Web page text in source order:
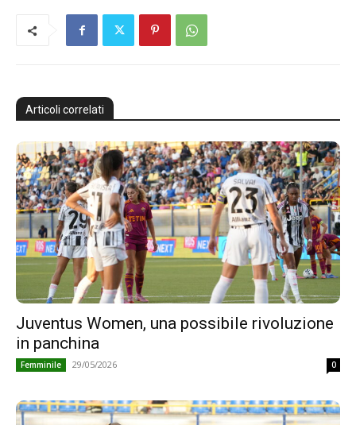
Articoli correlati
Juventus Women, una possibile rivoluzione
in panchina
Femminile 29/05/2026 0